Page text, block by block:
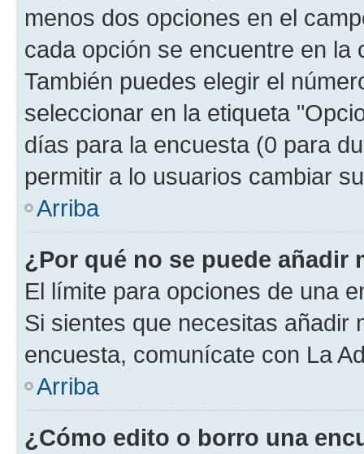
menos dos opciones en el
cada opción se encuentre en
También puedes elegir el
seleccionar en la etiqueta
días para la encuesta (0 para
permitir a lo usuarios cambiar
Arriba
¿Por qué no se puede añadir
El límite para opciones de una
Si sientes que necesitas añadir
encuesta, comunícate con La
Arriba
¿Cómo edito o borro una